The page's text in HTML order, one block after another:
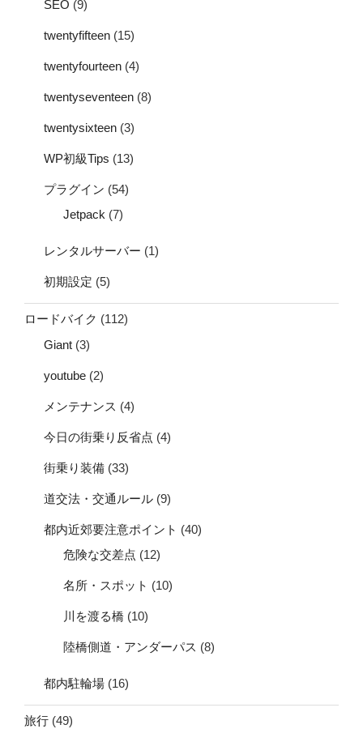
SEO (9)
twentyfifteen (15)
twentyfourteen (4)
twentyseventeen (8)
twentysixteen (3)
WP初級Tips (13)
プラグイン (54)
Jetpack (7)
レンタルサーバー (1)
初期設定 (5)
ロードバイク (112)
Giant (3)
youtube (2)
メンテナンス (4)
今日の街乗り反省点 (4)
街乗り装備 (33)
道交法・交通ルール (9)
都内近郊要注意ポイント (40)
危険な交差点 (12)
名所・スポット (10)
川を渡る橋 (10)
陸橋側道・アンダーパス (8)
都内駐輪場 (16)
旅行 (49)